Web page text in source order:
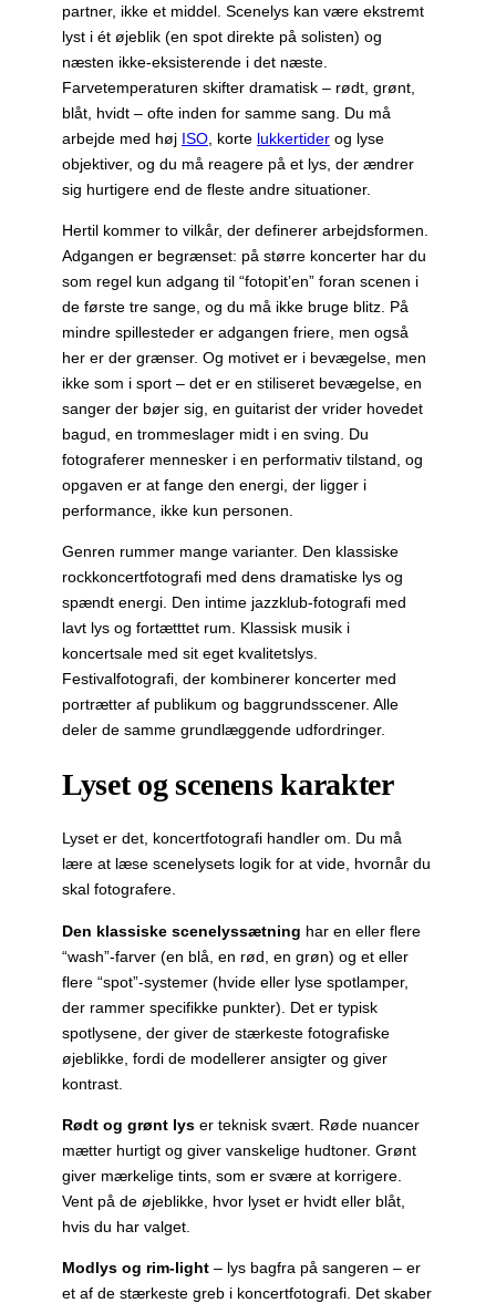
partner, ikke et middel. Scenelys kan være ekstremt
lyst i ét øjeblik (en spot direkte på solisten) og
næsten ikke-eksisterende i det næste.
Farvetemperaturen skifter dramatisk – rødt, grønt,
blåt, hvidt – ofte inden for samme sang. Du må
arbejde med høj ISO , korte lukkertider og lyse
objektiver, og du må reagere på et lys, der ændrer
sig hurtigere end de fleste andre situationer.
Hertil kommer to vilkår, der definerer arbejdsformen.
Adgangen er begrænset: på større koncerter har du
som regel kun adgang til “fotopit’en” foran scenen i
de første tre sange, og du må ikke bruge blitz. På
mindre spillesteder er adgangen friere, men også
her er der grænser. Og motivet er i bevægelse, men
ikke som i sport – det er en stiliseret bevægelse, en
sanger der bøjer sig, en guitarist der vrider hovedet
bagud, en trommeslager midt i en sving. Du
fotograferer mennesker i en performativ tilstand, og
opgaven er at fange den energi, der ligger i
performance, ikke kun personen.
Genren rummer mange varianter. Den klassiske
rockkoncertfotografi med dens dramatiske lys og
spændt energi. Den intime jazzklub-fotografi med
lavt lys og fortætttet rum. Klassisk musik i
koncertsale med sit eget kvalitetslys.
Festivalfotografi, der kombinerer koncerter med
portrætter af publikum og baggrundsscener. Alle
deler de samme grundlæggende udfordringer.
Lyset og scenens karakter
Lyset er det, koncertfotografi handler om. Du må
lære at læse scenelysets logik for at vide, hvornår du
skal fotografere.
Den klassiske scenelyssætning har en eller flere
“wash”-farver (en blå, en rød, en grøn) og et eller
flere “spot”-systemer (hvide eller lyse spotlamper,
der rammer specifikke punkter). Det er typisk
spotlysene, der giver de stærkeste fotografiske
øjeblikke, fordi de modellerer ansigter og giver
kontrast.
Rødt og grønt lys er teknisk svært. Røde nuancer
mætter hurtigt og giver vanskelige hudtoner. Grønt
giver mærkelige tints, som er svære at korrigere.
Vent på de øjeblikke, hvor lyset er hvidt eller blåt,
hvis du har valget.
Modlys og rim-light – lys bagfra på sangeren – er
et af de stærkeste greb i koncertfotografi. Det skaber